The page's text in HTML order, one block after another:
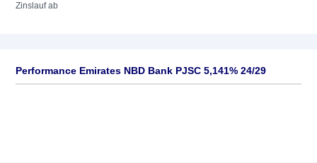
Zinslauf ab
Performance Emirates NBD Bank PJSC 5,141% 24/29